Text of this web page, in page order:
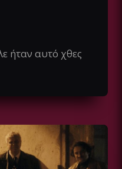
ήταν αυτό χθες